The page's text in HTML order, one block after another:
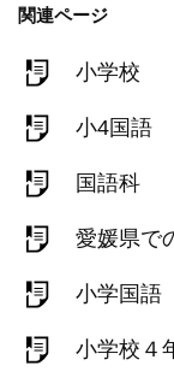
関連ページ
小学校
小4国語
国語科
愛媛県で
小学国語
小学校４